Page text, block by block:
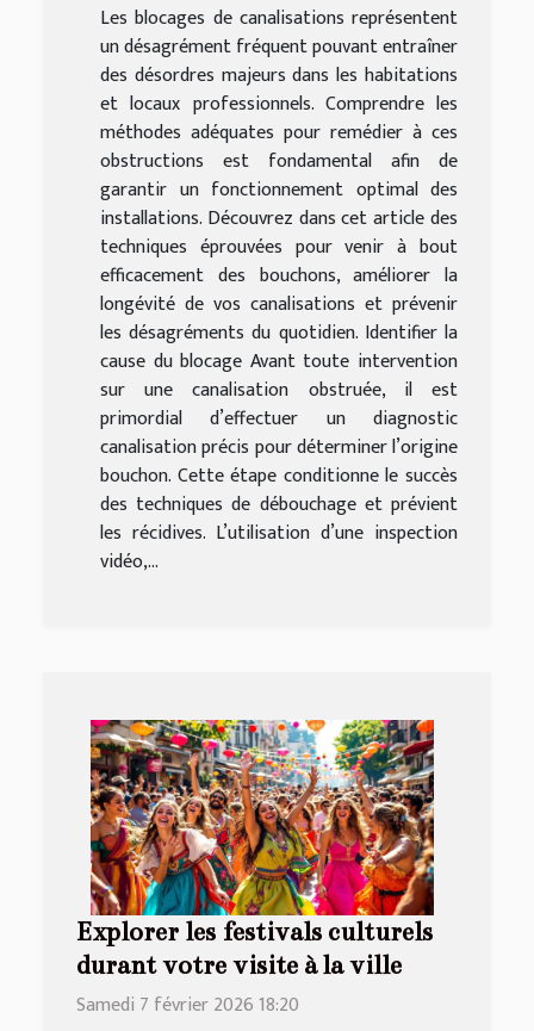
Les blocages de canalisations représentent
un désagrément fréquent pouvant entraîner
des désordres majeurs dans les habitations
et locaux professionnels. Comprendre les
méthodes adéquates pour remédier à ces
obstructions est fondamental afin de
garantir un fonctionnement optimal des
installations. Découvrez dans cet article des
techniques éprouvées pour venir à bout
efficacement des bouchons, améliorer la
longévité de vos canalisations et prévenir
les désagréments du quotidien. Identifier la
cause du blocage Avant toute intervention
sur une canalisation obstruée, il est
primordial d’effectuer un diagnostic
canalisation précis pour déterminer l’origine
bouchon. Cette étape conditionne le succès
des techniques de débouchage et prévient
les récidives. L’utilisation d’une inspection
vidéo,...
Explorer les festivals culturels
durant votre visite à la ville
Samedi 7 février 2026 18:20